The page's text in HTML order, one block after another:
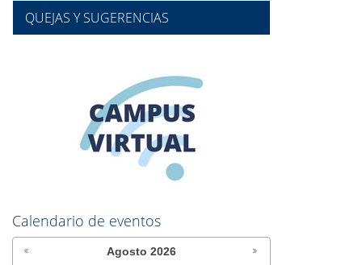
QUEJAS Y SUGERENCIAS
Calendario de eventos
Agosto 2026